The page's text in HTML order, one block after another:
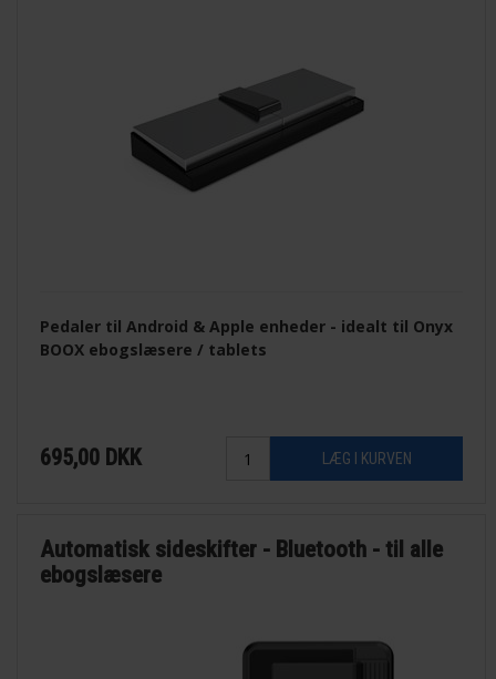
Pedaler til Android & Apple enheder - idealt til Onyx
BOOX ebogslæsere / tablets
695,00 DKK
Automatisk sideskifter - Bluetooth - til alle
ebogslæsere